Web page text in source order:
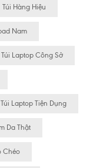
Túi Hàng Hiệu
Nam
Túi Laptop Công Sở
Túi Laptop Tiện Dụng
Da Thật
Chéo